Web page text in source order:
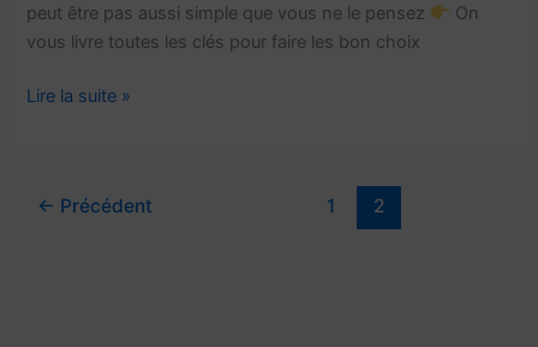
peut être pas aussi simple que vous ne le pensez
On
vous livre toutes les clés pour faire les bon choix
Nutrition
pendant
Lire la suite »
← Précédent 1 2